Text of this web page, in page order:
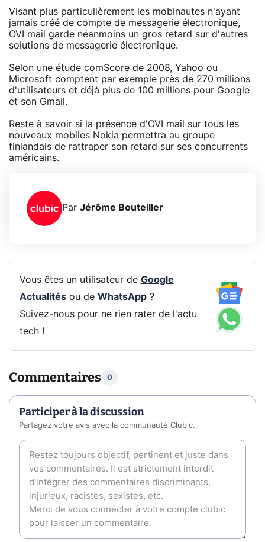
Visant plus particulièrement les mobinautes n'ayant
jamais créé de compte de messagerie électronique,
OVI mail garde néanmoins un gros retard sur d'autres
solutions de messagerie électronique.
Selon une étude comScore de 2008, Yahoo ou
Microsoft comptent par exemple près de 270 millions
d'utilisateurs et déjà plus de 100 millions pour Google
et son Gmail.
Reste à savoir si la présence d'OVI mail sur tous les
nouveaux mobiles Nokia permettra au groupe
finlandais de rattraper son retard sur ses concurrents
américains.
Par Jérôme Bouteiller
Vous êtes un utilisateur de Google
Actualitésou de WhatsApp?
Suivez-nous pour ne rien rater de l'actu
tech !
Commentaires 0
Participer à la discussion
Partagez votre avis avec la communauté Clubic.